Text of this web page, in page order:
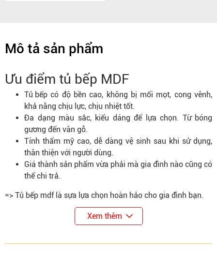
Mô tả sản phẩm
Ưu điểm tủ bếp MDF
Tủ bếp có độ bền cao, không bị mối mọt, cong vênh,
khả năng chịu lực, chịu nhiệt tốt.
Đa dạng màu sắc, kiểu dáng để lựa chọn. Từ bóng
gương đến vân gỗ.
Tính thẩm mỹ cao, dễ dàng vệ sinh sau khi sử dụng,
thân thiện với người dùng.
Giá thành sản phẩm vừa phải mà gia đình nào cũng có
thể chi trả.
=> Tủ bếp mdf là sựa lựa chọn hoàn hảo cho gia đình bạn.
Xem thêm